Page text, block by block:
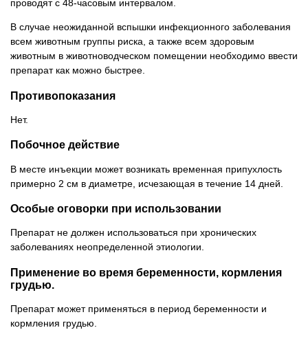
проводят с 48-часовым интервалом.
В случае неожиданной вспышки инфекционного заболевания
всем животным группы риска, а также всем здоровым
животным в животноводческом помещении необходимо ввести
препарат как можно быстрее.
Противопоказания
Нет.
Побочное действие
В месте инъекции может возникать временная припухлость
примерно 2 см в диаметре, исчезающая в течение 14 дней.
Особые оговорки при использовании
Препарат не должен использоваться при хронических
заболеваниях неопределенной этиологии.
Применение во время беременности, кормления
грудью.
Препарат может применяться в период беременности и
кормления грудью.